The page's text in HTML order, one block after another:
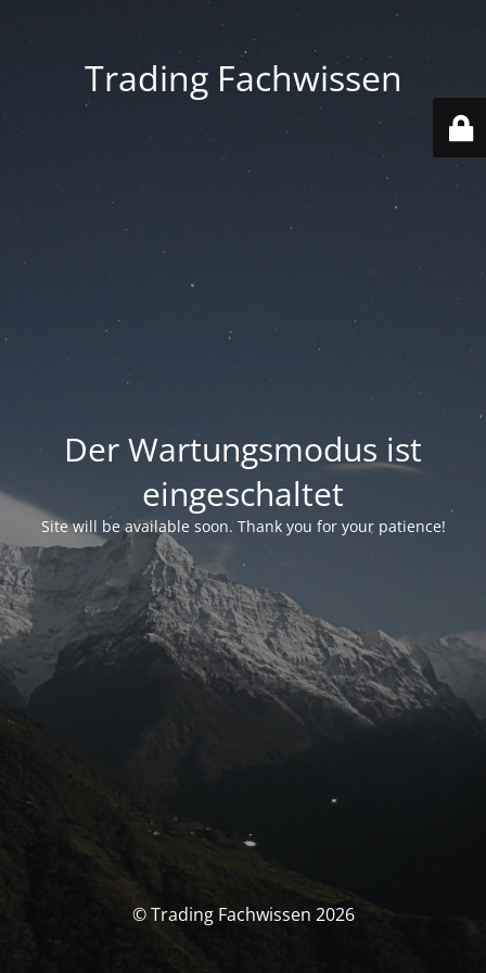
Trading Fachwissen
Der Wartungsmodus ist
eingeschaltet
Site will be available soon. Thank you for your patience!
© Trading Fachwissen 2026